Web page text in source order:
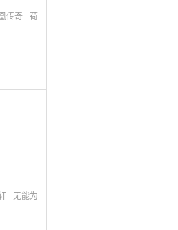
传奇
荷
无能为